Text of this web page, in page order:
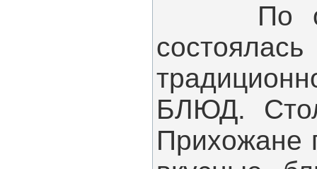
По
БЛЮД.
Прихожане